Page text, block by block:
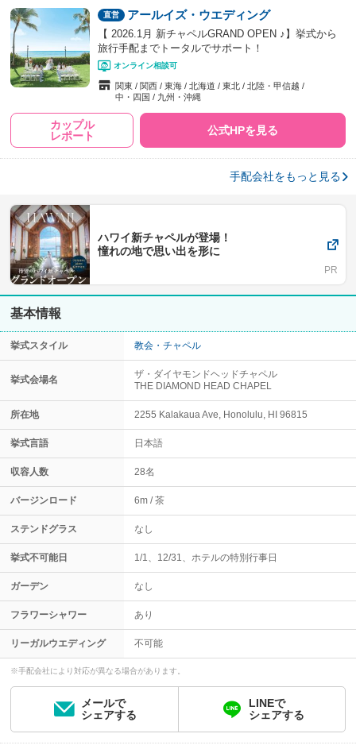
アールイズ・ウエディング
【 2026.1月 新チャペルGRAND OPEN ♪】挙式から
旅行手配までトータルでサポート！
オンライン相談可
関東 関西 東海 北海道 東北
北陸・甲信越
中・四国
九州・沖縄
カップル
レポート
公式HPを見る
手配会社をもっと見る
ハワイ新チャペルが登場！
憧れの地で思い出を形に
基本情報
挙式スタイル 教会・チャペル
挙式会場名
ザ・ダイヤモンドヘッドチャペル
THE DIAMOND HEAD CHAPEL
所在地 2255 Kalakaua Ave, Honolulu, HI 96815
挙式言語 日本語
収容人数 28名
バージンロード 6m 茶
ステンドグラス なし
挙式不可能日 1/1、12/31、ホテルの特別行事日
ガーデン なし
フラワーシャワー あり
リーガルウエディング 不可能
※手配会社により対応が異なる場合があります。
メールで
シェアする
LINEで
シェアする